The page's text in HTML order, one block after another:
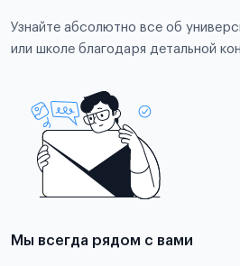
Узнайте абсолютно все об
или школе благодаря детальной
Мы всегда рядом с вами